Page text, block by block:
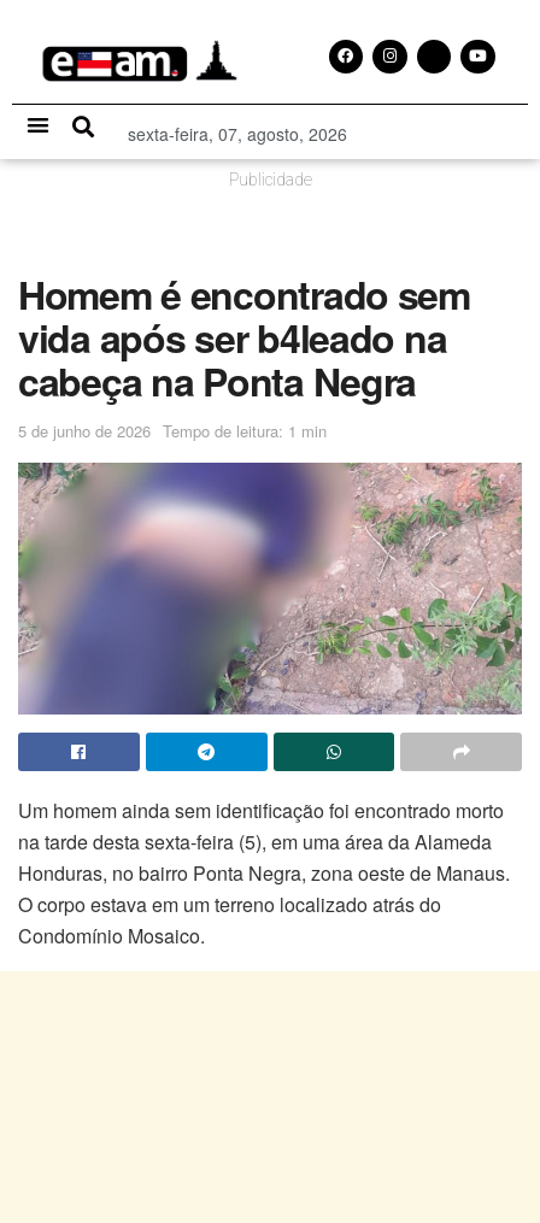
sexta-feira, 07, agosto, 2026
Publicidade
Homem é encontrado sem
vida após ser b4leado na
cabeça na Ponta Negra
5 de junho de 2026 Tempo de leitura: 1 min
Um homem ainda sem identificação foi encontrado morto
na tarde desta sexta-feira (5), em uma área da Alameda
Honduras, no bairro Ponta Negra, zona oeste de Manaus.
O corpo estava em um terreno localizado atrás do
Condomínio Mosaico.